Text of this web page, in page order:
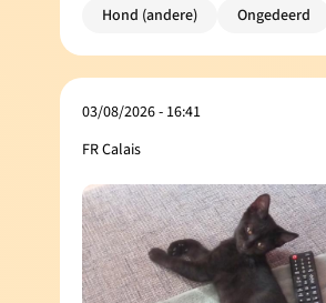
Hond (andere)
Ongedeerd
03/08/2026 - 16:41
FR Calais